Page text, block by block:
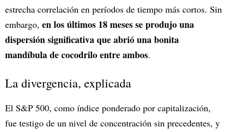
estrecha correlación en períodos de tiempo más cortos. Sin
embargo, en los últimos 18 meses se produjo una
dispersión significativa que abrió una bonita
mandíbula de cocodrilo entre ambos.
La divergencia, explicada
El S&P 500, como índice ponderado por capitalización,
fue testigo de un nivel de concentración sin precedentes, y